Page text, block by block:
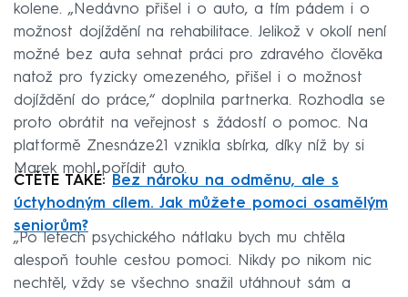
kolene. „Nedávno přišel i o auto, a tím pádem i o
možnost dojíždění na rehabilitace. Jelikož v okolí není
možné bez auta sehnat práci pro zdravého člověka
natož pro fyzicky omezeného, přišel i o možnost
dojíždění do práce,“ doplnila partnerka. Rozhodla se
proto obrátit na veřejnost s žádostí o pomoc. Na
platformě Znesnáze21 vznikla sbírka, díky níž by si
Marek mohl pořídit auto.
ČTĚTE TAKÉ:
Bez nároku na odměnu, ale s
úctyhodným cílem. Jak můžete pomoci osamělým
seniorům?
„Po letech psychického nátlaku bych mu chtěla
alespoň touhle cestou pomoci. Nikdy po nikom nic
nechtěl, vždy se všechno snažil utáhnout sám a